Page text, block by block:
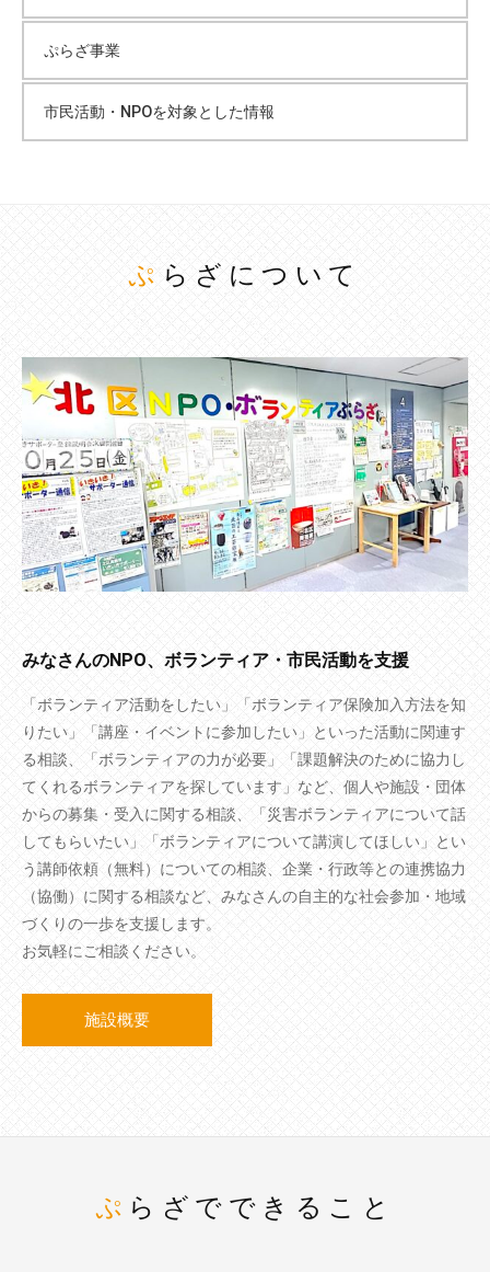
ぷらざ事業
市民活動・NPOを対象とした情報
ぷらざについて
みなさんのNPO、ボランティア・市民活動を支援
「ボランティア活動をしたい」「ボランティア保険加入方法を知
りたい」「講座・イベントに参加したい」といった活動に関連す
る相談、「ボランティアの力が必要」「課題解決のために協力し
てくれるボランティアを探しています」など、個人や施設・団体
からの募集・受入に関する相談、「災害ボランティアについて話
してもらいたい」「ボランティアについて講演してほしい」とい
う講師依頼（無料）についての相談、企業・行政等との連携協力
（協働）に関する相談など、みなさんの自主的な社会参加・地域
づくりの一歩を支援します。
お気軽にご相談ください。
施設概要
ぷらざでできること